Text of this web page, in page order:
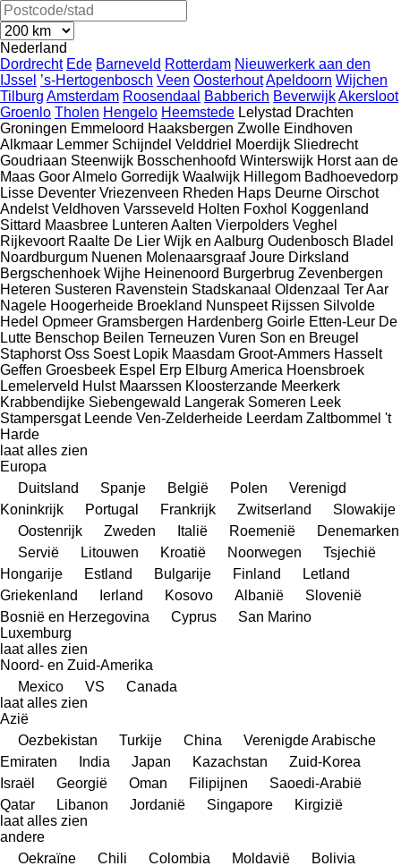
Nederland
Dordrecht Ede Barneveld Rotterdam Nieuwerkerk aan den
IJssel ’s-Hertogenbosch Veen OosterhoutApeldoorn Wijchen
Tilburg Amsterdam Roosendaal Babberich BeverwijkAkersloot
Groenlo Tholen Hengelo Heemstede Lelystad Drachten
Groningen Emmeloord Haaksbergen Zwolle Eindhoven
Alkmaar Lemmer Schijndel Velddriel Moerdijk Sliedrecht
Goudriaan Steenwijk Bosschenhoofd Winterswijk Horst aan de
Maas GoorAlmelo Gorredijk Waalwijk Hillegom Badhoevedorp
Lisse Deventer Vriezenveen Rheden Haps Deurne Oirschot
Andelst Veldhoven Varsseveld Holten Foxhol Koggenland
Sittard Maasbree Lunteren Aalten Vierpolders Veghel
Rijkevoort Raalte De Lier Wijk en Aalburg Oudenbosch Bladel
Noardburgum Nuenen Molenaarsgraaf Joure Dirksland
Bergschenhoek Wijhe Heinenoord Burgerbrug Zevenbergen
Heteren Susteren Ravenstein Stadskanaal Oldenzaal Ter Aar
Nagele Hoogerheide Broekland Nunspeet Rijssen Silvolde
Hedel Opmeer Gramsbergen Hardenberg Goirle Etten-Leur De
Lutte Benschop Beilen Terneuzen Vuren Son en Breugel
Staphorst Oss Soest Lopik Maasdam Groot-Ammers Hasselt
Geffen Groesbeek Espel Erp Elburg America Hoensbroek
Lemelerveld Hulst Maarssen Kloosterzande Meerkerk
Krabbendijke Siebengewald Langerak Someren Leek
Stampersgat Leende Ven-Zelderheide Leerdam Zaltbommel 't
Harde
laat alles zien
Europa
Duitsland
Spanje België Polen
Verenigd
Koninkrijk
Portugal Frankrijk Zwitserland
Slowakije
Oostenrijk
Zweden Italië Roemenië
Denemarken
Servië
Litouwen Kroatië Noorwegen
Tsjechië
Hongarije
Estland Bulgarije Finland
Letland
Griekenland
Ierland Kosovo Albanië
Slovenië
Bosnië en Herzegovina
Cyprus
San Marino
Luxemburg
laat alles zien
Noord- en Zuid-Amerika
Mexico
VS
Canada
laat alles zien
Azië
Oezbekistan
Turkije China
Verenigde Arabische
Emiraten
India Japan Kazachstan
Zuid-Korea
Israël
Georgië Oman Filipijnen
Saoedi-Arabië
Qatar
Libanon Jordanië Singapore
Kirgizië
laat alles zien
andere
Oekraïne
Chili Colombia Moldavië Bolivia